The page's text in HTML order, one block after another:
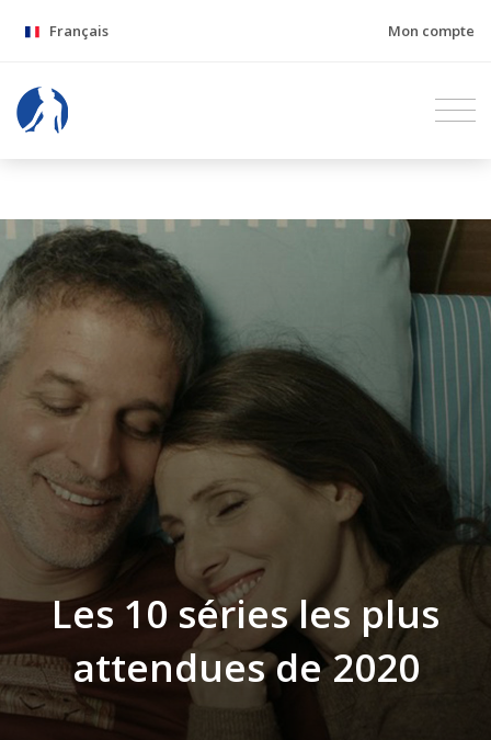
Français Mon compte
Les 10 séries les plus
attendues de 2020